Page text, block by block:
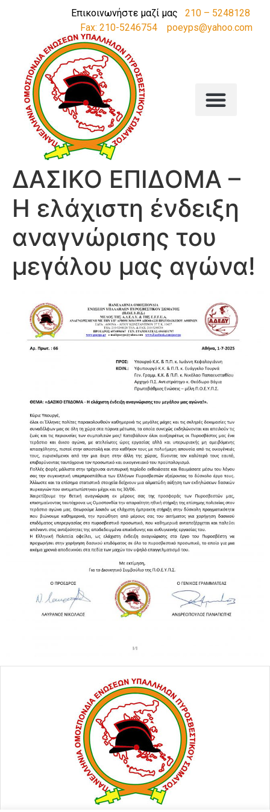
Επικοινωνήστε μαζί μας 210 – 5248128
Fax: 210-5246754
poeyps@yahoo.com
ΔΑΣΙΚΟ ΕΠΙΔΟΜΑ –
Η ελάχιστη ένδειξη
αναγνώρισης του
μεγάλου μας αγώνα!